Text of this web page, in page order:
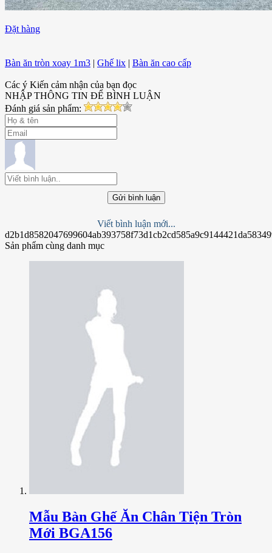
Đặt hàng
Bàn ăn tròn xoay 1m3 | Ghế lix | Bàn ăn cao cấp
Các ý Kiến cảm nhận của bạn đọc
NHẬP THÔNG TIN ĐỂ BÌNH LUẬN
Đánh giá sản phẩm:
Gửi bình luận
Viết bình luận mới...
Sản phẩm cùng danh mục
Mẫu Bàn Ghế Ăn Chân Tiện Tròn
Mới BGA156